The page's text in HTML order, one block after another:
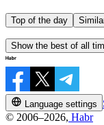
Top of the day
Show the best of all
Language settings
© 2006–2026, Habr